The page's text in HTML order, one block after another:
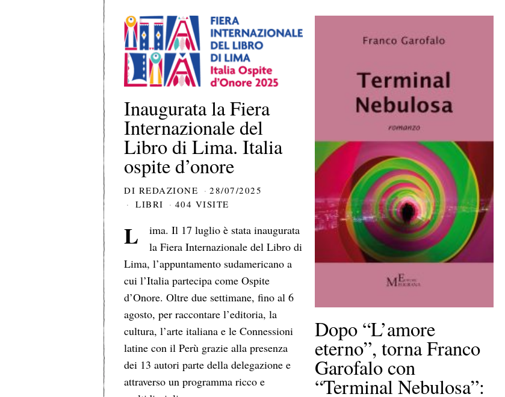
Inaugurata la Fiera
Internazionale del
Libro di Lima. Italia
ospite d’onore
DI REDAZIONE
28/07/2025
LIBRI
404 VISITE
L
ima. Il 17 luglio è stata inaugurata
la Fiera Internazionale del Libro di
Lima, l’appuntamento sudamericano a
cui l’Italia partecipa come Ospite
d’Onore. Oltre due settimane, fino al 6
agosto, per raccontare l’editoria, la
cultura, l’arte italiana e le Connessioni
latine con il Perù grazie alla presenza
dei 13 autori parte della delegazione e
attraverso un programma ricco e
Dopo “L’amore
eterno”, torna Franco
Garofalo con
“Terminal Nebulosa”: